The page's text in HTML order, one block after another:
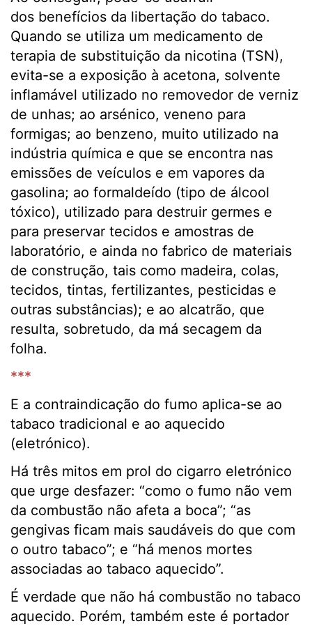
dos benefícios da libertação do tabaco.
Quando se utiliza um medicamento de
terapia de substituição da nicotina (TSN),
evita-se a exposição à acetona, solvente
inflamável utilizado no removedor de verniz
de unhas; ao arsénico, veneno para
formigas; ao benzeno, muito utilizado na
indústria química e que se encontra nas
emissões de veículos e em vapores da
gasolina; ao formaldeído (tipo de álcool
tóxico), utilizado para destruir germes e
para preservar tecidos e amostras de
laboratório, e ainda no fabrico de materiais
de construção, tais como madeira, colas,
tecidos, tintas, fertilizantes, pesticidas e
outras substâncias); e ao alcatrão, que
resulta, sobretudo, da má secagem da
folha.
***
E a contraindicação do fumo aplica-se ao
tabaco tradicional e ao aquecido
(eletrónico).
Há três mitos em prol do cigarro eletrónico
que urge desfazer: “como o fumo não vem
da combustão não afeta a boca”; “as
gengivas ficam mais saudáveis do que com
o outro tabaco”; e “há menos mortes
associadas ao tabaco aquecido”.
É verdade que não há combustão no tabaco
aquecido. Porém, também este é portador